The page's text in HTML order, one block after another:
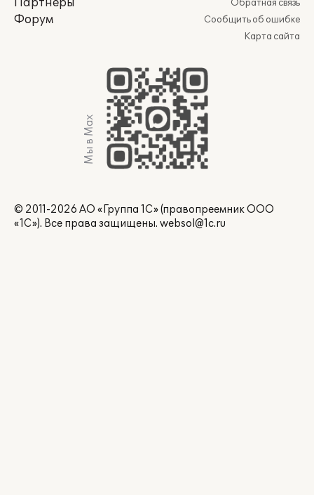
Партнеры
Форум
Обратная связь
Сообщить об ошибке
Карта сайта
Мы в Max
© 2011-2026 АО «Группа 1С» (правопреемник ООО
«1С»). Все права защищены. websol@1c.ru